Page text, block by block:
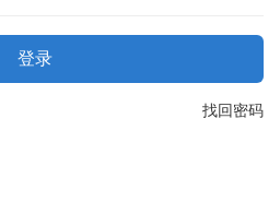
登录
找回密码